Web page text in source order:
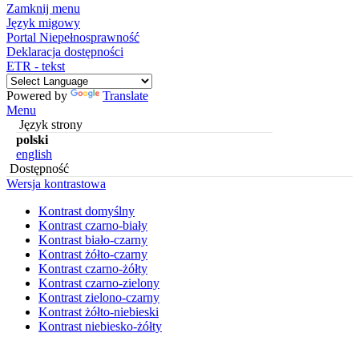
Zamknij menu
Język migowy
Portal Niepełnosprawność
Deklaracja dostępności
ETR - tekst
Powered by
Translate
Menu
Język strony
polski
english
Dostępność
Wersja kontrastowa
Kontrast domyślny
Kontrast czarno-biały
Kontrast biało-czarny
Kontrast żółto-czarny
Kontrast czarno-żółty
Kontrast czarno-zielony
Kontrast zielono-czarny
Kontrast żółto-niebieski
Kontrast niebiesko-żółty